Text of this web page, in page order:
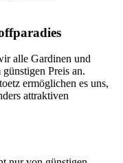
alle Gardinen und
Preis an.
ermöglichen es uns,
attraktiven